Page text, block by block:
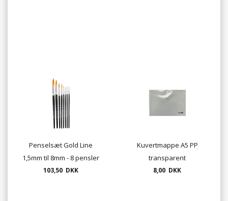
Penselsæt Gold Line
1,5mm til 8mm - 8 pensler
pr. sæt
103,50 DKK
Kuvertmappe A5 PP
transparent
8,00 DKK